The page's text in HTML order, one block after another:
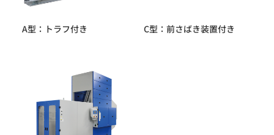
A型：トラフ付き C型：前さばき装置付き